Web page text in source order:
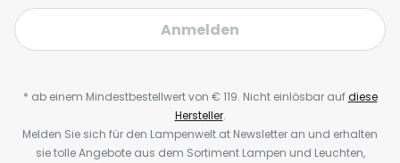
Anmelden
* ab einem Mindestbestellwert von € 119. Nicht einlösbar aufdiese
Hersteller.
Melden Sie sich für den Lampenwelt.at Newsletter an und erhalten
sie tolle Angebote aus dem Sortiment Lampen und Leuchten,